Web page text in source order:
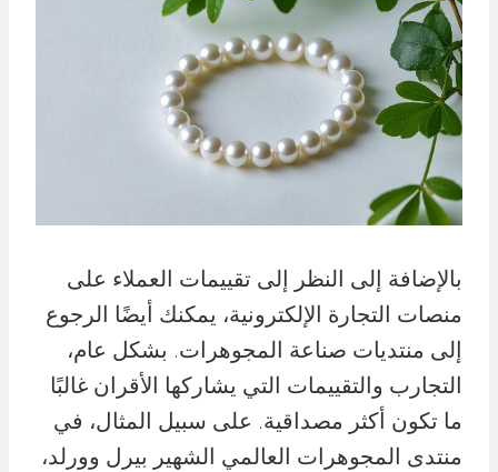
بالإضافة إلى النظر إلى تقييمات العملاء على
منصات التجارة الإلكترونية، يمكنك أيضًا الرجوع
إلى منتديات صناعة المجوهرات. بشكل عام،
التجارب والتقييمات التي يشاركها الأقران غالبًا
ما تكون أكثر مصداقية. على سبيل المثال، في
منتدى المجوهرات العالمي الشهير بيرل وورلد،